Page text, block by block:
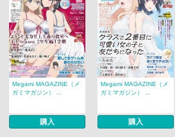
Megami MAGAZINE（メ
ガミマガジン） ...
購入
Megami MAGAZINE（メ
ガミマガジン） ...
購入